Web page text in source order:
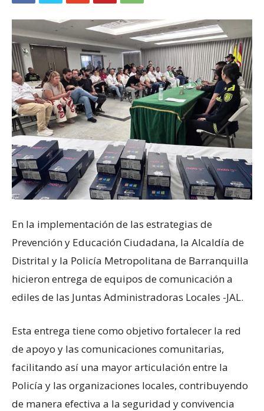
En la implementación de las estrategias de
Prevención y Educación Ciudadana, la Alcaldía de
Distrital y la Policía Metropolitana de Barranquilla
hicieron entrega de equipos de comunicación a
ediles de las Juntas Administradoras Locales -JAL.
Esta entrega tiene como objetivo fortalecer la red
de apoyo y las comunicaciones comunitarias,
facilitando así una mayor articulación entre la
Policía y las organizaciones locales, contribuyendo
de manera efectiva a la seguridad y convivencia